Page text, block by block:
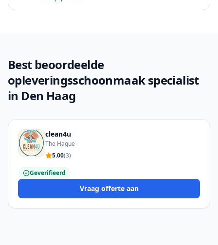
Best beoordeelde
opleveringsschoonmaak specialist
in Den Haag
clean4u
The Hague
5.00(3)
Geverifieerd
Vraag offerte aan